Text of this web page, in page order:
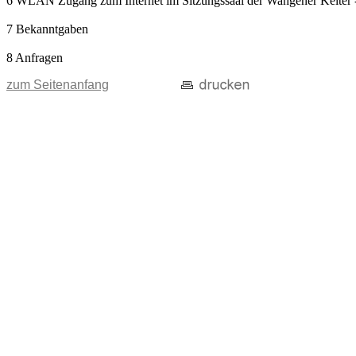
7 Bekanntgaben
8 Anfragen
zum Seitenanfang